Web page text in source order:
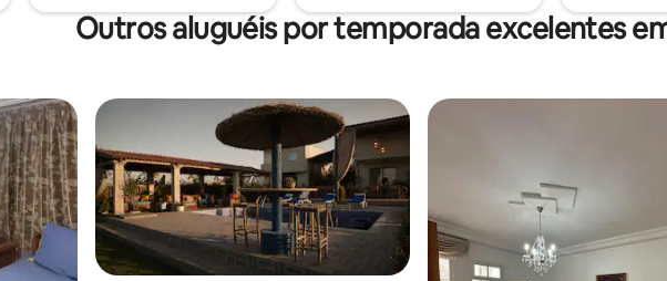
Outros aluguéis por temporada excelentes